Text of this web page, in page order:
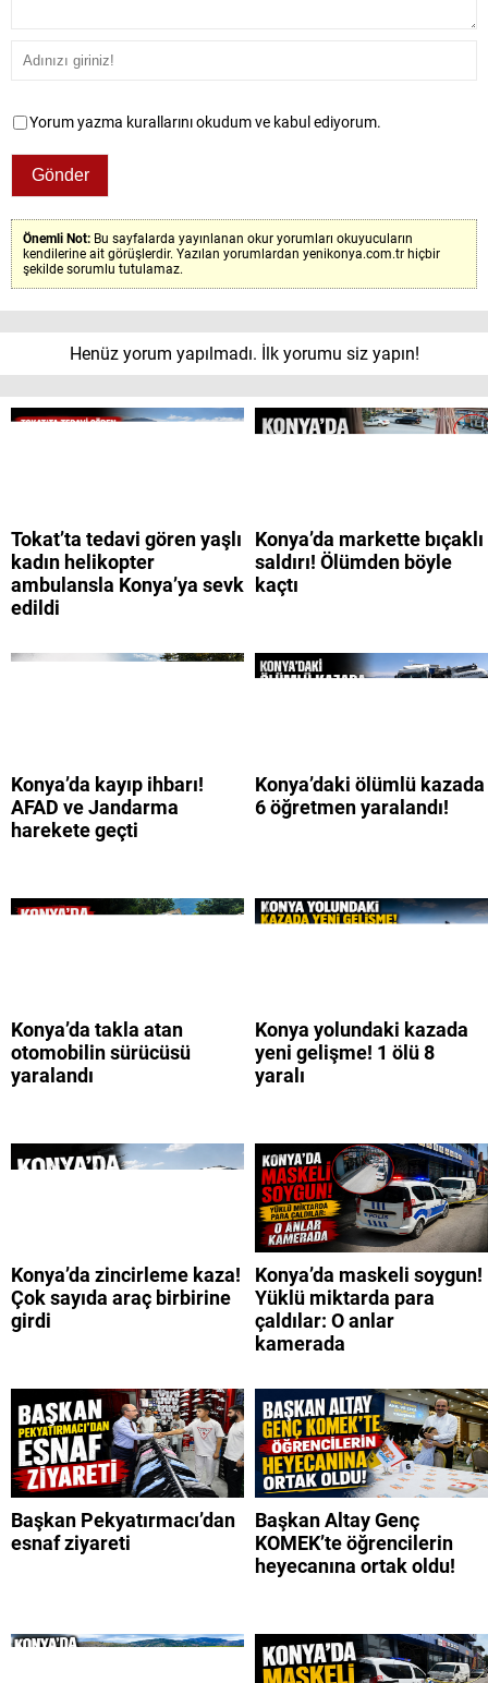
Yorum yazma kurallarını okudum ve kabul ediyorum.
Önemli Not: Bu sayfalarda yayınlanan okur yorumları okuyucuların
kendilerine ait görüşlerdir. Yazılan yorumlardan yenikonya.com.tr hiçbir
şekilde sorumlu tutulamaz.
Henüz yorum yapılmadı. İlk yorumu siz yapın!
Tokat’ta tedavi gören yaşlı
kadın helikopter
ambulansla Konya’ya sevk
edildi
Konya’da markette bıçaklı
saldırı! Ölümden böyle
kaçtı
Konya’da kayıp ihbarı!
AFAD ve Jandarma
harekete geçti
Konya’daki ölümlü kazada
6 öğretmen yaralandı!
Konya’da takla atan
otomobilin sürücüsü
yaralandı
Konya yolundaki kazada
yeni gelişme! 1 ölü 8
yaralı
Konya’da zincirleme kaza!
Çok sayıda araç birbirine
girdi
Konya’da maskeli soygun!
Yüklü miktarda para
çaldılar: O anlar
kamerada
Başkan Pekyatırmacı’dan
esnaf ziyareti
Başkan Altay Genç
KOMEK’te öğrencilerin
heyecanına ortak oldu!